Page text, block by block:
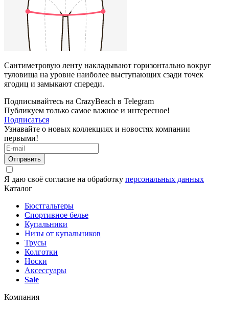
Сантиметровую ленту накладывают горизонтально вокруг
туловища на уровне наиболее выступающих сзади точек
ягодиц и замыкают спереди.
Подписывайтесь на CrazyBeach в Telegram
Публикуем только самое важное и интересное!
Подписаться
Узнавайте о новых коллекциях и новостях компании
первыми!
Отправить
Я даю своё согласие на обработку персональных данных
Каталог
Бюстгальтеры
Спортивное белье
Купальники
Низы от купальников
Трусы
Колготки
Носки
Аксессуары
Sale
Компания